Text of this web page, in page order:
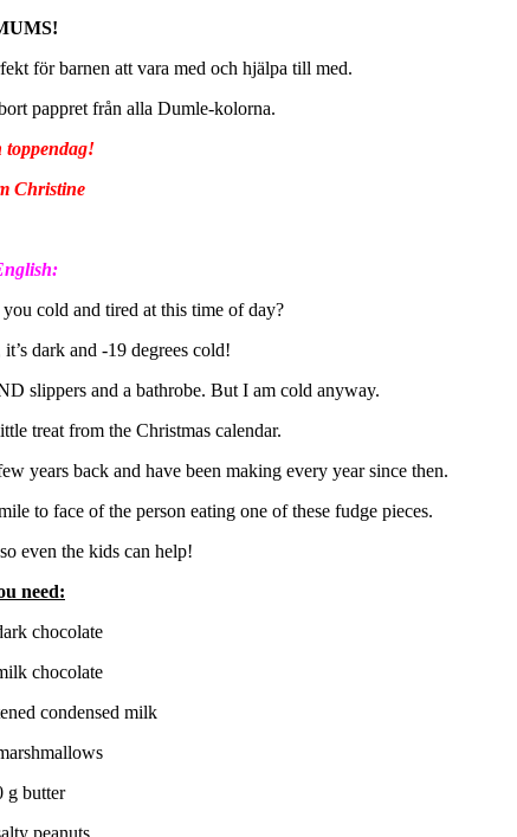
för barnen att vara med och hjälpa till med.
pappret från alla Dumle-kolorna.
toppendag!
Christine
cold and tired at this time of day?
dark and -19 degrees cold!
slippers and a bathrobe. But I am cold anyway.
treat from the Christmas calendar.
years back and have been making every year since then.
to face of the person eating one of these fudge pieces.
even the kids can help!
need:
chocolate
chocolate
condensed milk
g butter
peanuts